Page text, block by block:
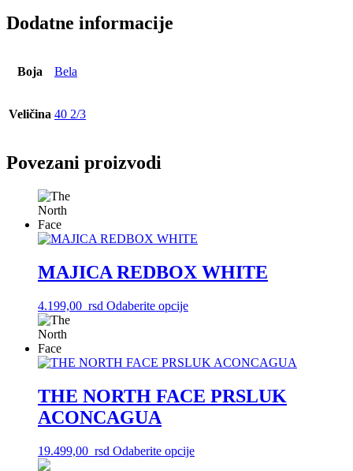
Dodatne informacije
Boja Bela
Veličina 40 2/3
Povezani proizvodi
MAJICA REDBOX WHITE
4.199,00 rsd Odaberite opcijeOvaj
varijanti.
mogu
biti
stranici
proizvoda.
THE NORTH FACE PRSLUK
ACONCAGUA
19.499,00 rsd Odaberite opcijeOvaj